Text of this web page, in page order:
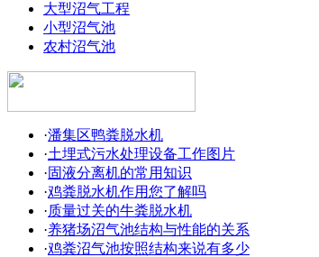
大型沼气工程
小型沼气池
农村沼气池
·潘集区鸭粪脱水机
·土埋式污水处理设备工作图片
·固液分离机的常用知识
·鸡粪脱水机作用您了解吗
·质量过关的牛粪脱水机
·养猪场沼气池结构与性能的关系
·鸡粪沼气池按照结构来说有多少